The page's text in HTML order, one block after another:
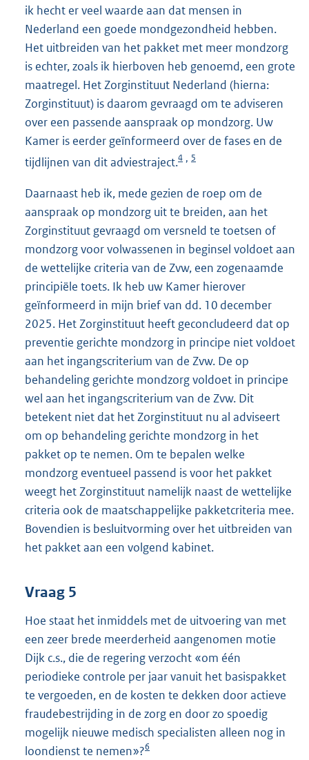
ik hecht er veel waarde aan dat mensen in
Nederland een goede mondgezondheid hebben.
Het uitbreiden van het pakket met meer mondzorg
is echter, zoals ik hierboven heb genoemd, een grote
maatregel. Het Zorginstituut Nederland (hierna:
Zorginstituut) is daarom gevraagd om te adviseren
over een passende aanspraak op mondzorg. Uw
Kamer is eerder geïnformeerd over de fases en de
tijdlijnen van dit adviestraject.4 , 5
Daarnaast heb ik, mede gezien de roep om de
aanspraak op mondzorg uit te breiden, aan het
Zorginstituut gevraagd om versneld te toetsen of
mondzorg voor volwassenen in beginsel voldoet aan
de wettelijke criteria van de Zvw, een zogenaamde
principiële toets. Ik heb uw Kamer hierover
geïnformeerd in mijn brief van dd. 10 december
2025. Het Zorginstituut heeft geconcludeerd dat op
preventie gerichte mondzorg in principe niet voldoet
aan het ingangscriterium van de Zvw. De op
behandeling gerichte mondzorg voldoet in principe
wel aan het ingangscriterium van de Zvw. Dit
betekent niet dat het Zorginstituut nu al adviseert
om op behandeling gerichte mondzorg in het
pakket op te nemen. Om te bepalen welke
mondzorg eventueel passend is voor het pakket
weegt het Zorginstituut namelijk naast de wettelijke
criteria ook de maatschappelijke pakketcriteria mee.
Bovendien is besluitvorming over het uitbreiden van
het pakket aan een volgend kabinet.
Vraag 5
Hoe staat het inmiddels met de uitvoering van met
een zeer brede meerderheid aangenomen motie
Dijk c.s., die de regering verzocht «om één
periodieke controle per jaar vanuit het basispakket
te vergoeden, en de kosten te dekken door actieve
fraudebestrijding in de zorg en door zo spoedig
mogelijk nieuwe medisch specialisten alleen nog in
loondienst te nemen»?6